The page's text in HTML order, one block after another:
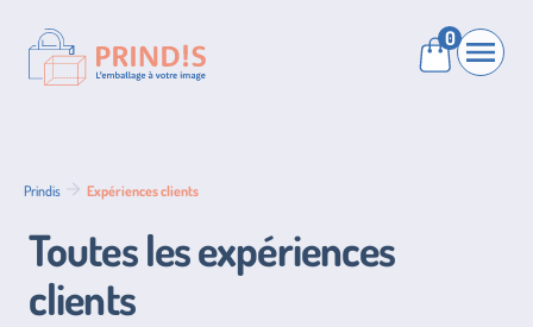
Prindis Panier
0 Open
Prindis Expériences clients
Toutes les expériences
clients